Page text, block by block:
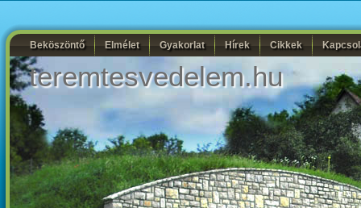
Beköszöntő Elmélet Gyakorlat Hírek Cikkek
teremtesvedelem.hu